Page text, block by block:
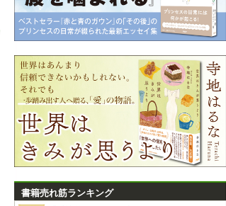
書籍売れ筋ランキング